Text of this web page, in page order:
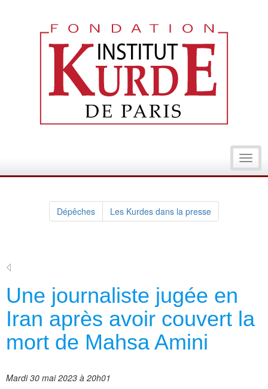
Dépêches Les Kurdes dans la presse
Une journaliste jugée en
Iran après avoir couvert la
mort de Mahsa Amini
Mardi 30 mai 2023 à 20h01